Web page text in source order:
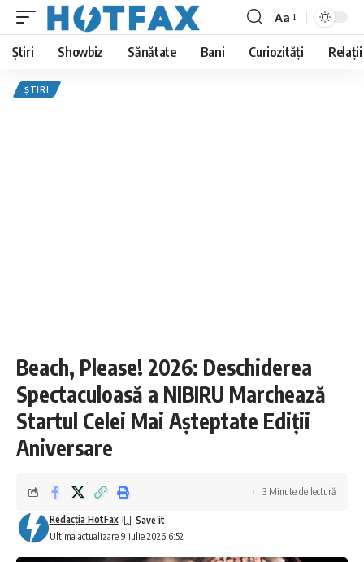
Font
Resizer
Aa
Știri Showbiz Sănătate Bani Curiozități Relații
ȘTIRI
Beach, Please! 2026: Deschiderea
Spectaculoasă a NIBIRU Marchează
Startul Celei Mai Așteptate Ediții
Aniversare
Ultima actualizare 9 iulie 2026 6:52
Redacţia HotFax
3 Minute de lectură